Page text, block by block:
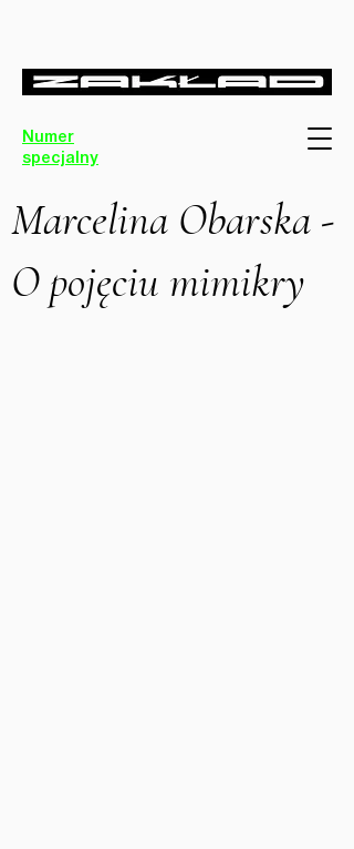
Numer
specjalny
Marcelina Obarska -
O pojęciu mimikry